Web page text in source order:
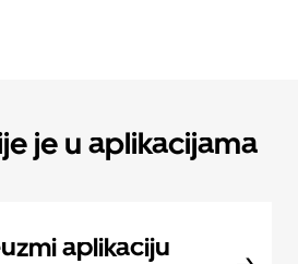
je u aplikacijama
aplikaciju